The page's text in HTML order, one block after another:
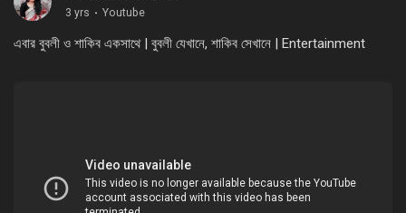
3 yrs · Youtube
এবার বুবলী ও শাকিব একসাথে | বুবলী যেখানে, শাকিব সেখানে | Entertainment